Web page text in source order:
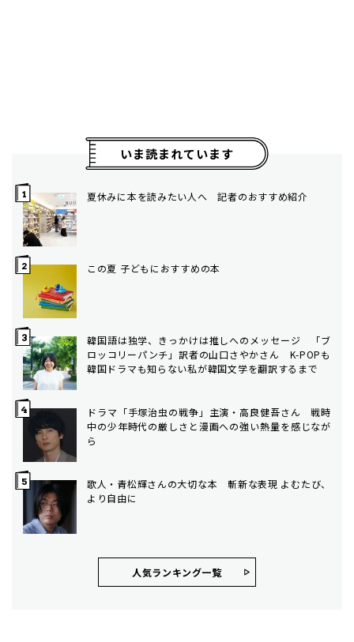
いま読まれています
夏休みに本を読みたい人へ 記者のおすすめ紹介
この夏 子どもにおすすめの本
韓国語は独学、きっかけは推しへのメッセージ 「ブ
ロッコリーパンチ」訳者の山口さやかさん K-POPも
韓国ドラマも知らない私が韓国文学を翻訳するまで
ドラマ「手塚治虫の戦争」主演・高良健吾さん 戦時
中の少年時代の厳しさと漫画への強い熱量を感じなが
ら
歌人・青松輝さんの大切な本 斬新な表現 よむたび、
より自由に
人気ランキング⼀覧